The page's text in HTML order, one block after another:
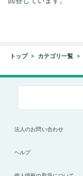
トップ カテゴリ一覧
法人のお問い合わせ
ヘルプ